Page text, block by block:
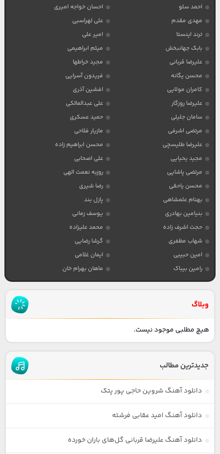
احمد سلو
احسان خواجه امیری
مهدی مقدم
علی لهراسبی
ترند اینستا
امیر علی
بابک جهانبخش
میثم ابراهیمی
علیرضا قربانی
مجید خراطها
محسن یگانه
فریدون آسرایی
کامران مولایی
افشین آذری
علیرضا روزگار
علی عبدالمالکی
سامان جلیلی
حمید عسکری
مرتضی اشرفی
مازیار فلاحی
علیرضا طلیسچی
محسن ابراهیم زاده
مجید یحیایی
علی اصحابی
مرتضی پاشایی
روزبه نعمت الهی
محسن یاحقی
رضا شیری
بهنام علمشاهی
پازل بند
بنیامین بهادری
یوسف زمانی
حجت اشرف زاده
محمد علیزاده
شهاب مظفری
گرشا رضایی
امین حبیبی
ایمان غلامی
رامین بیباک
ماهان بهرام خان
وبلاگ
هیچ مطلبی موجود نیست.
جدیدترین مطالب
دانلود آهنگ شروین حاجی پور پتک
دانلود آهنگ امید عقابی فرشته
دانلود آهنگ علیرضا قربانی گل‌های باران خورده